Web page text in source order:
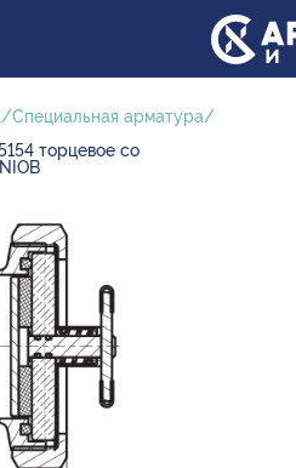
Специальная арматура
торцевое со